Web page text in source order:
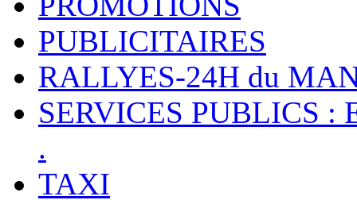
PUBLICITAIRES
RALLYES-24H du
SERVICES PUBLICS :
.
TAXI